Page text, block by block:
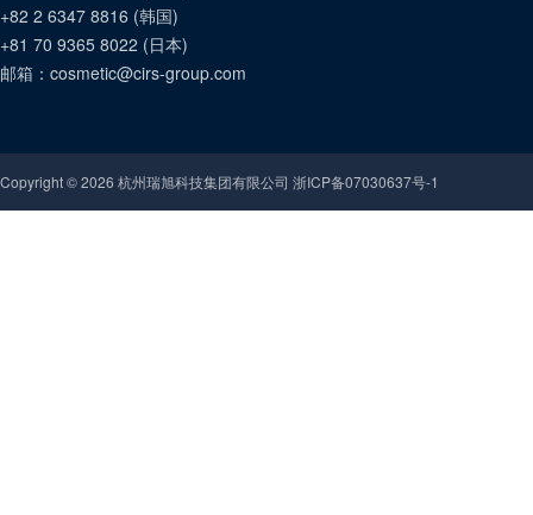
+82 2 6347 8816 (韩国)
+81 70 9365 8022 (日本)
邮箱： cosmetic@cirs-group.com
Copyright ©2026 杭州瑞旭科技集团有限公司 浙ICP备07030637号-1